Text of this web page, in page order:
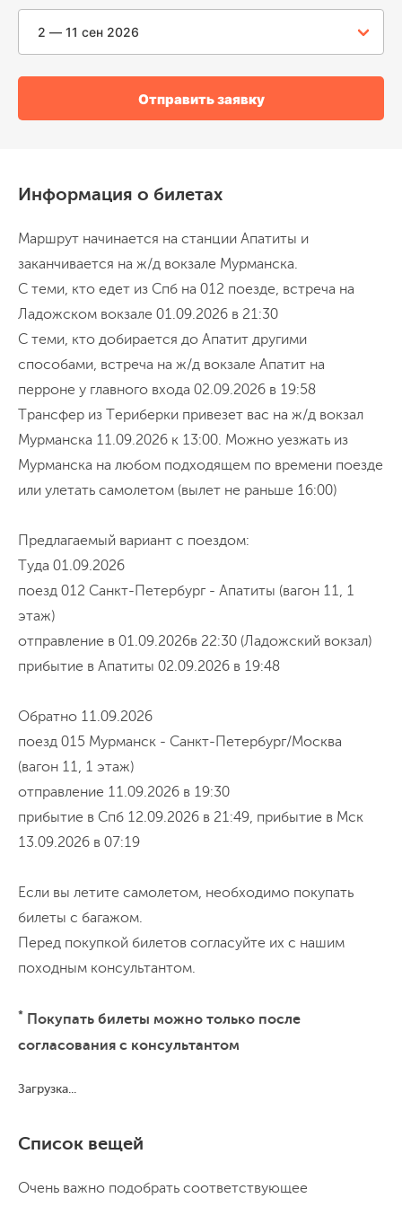
впечатлениями.
День 10
Териберка - ж/д вокзал Мурманска
Завтракаем, уезжаем в Мурманск.
Трансфер привезет нас на ж/д вокзал к
пойти смотреть город. Советуем
треккинг к Алеше на смотровую
площадку.
Переезд ~3 ч
Отправить заявку
Информация о билетах
Маршрут начинается на станции Апатиты и
заканчивается на ж/д вокзале Мурманска.
С теми, кто едет из Спб на 012 поезде, встреча на
Ладожском вокзале 01.09.2026 в 21:30
С теми, кто добирается до Апатит другими
способами, встреча на ж/д вокзале Апатит на
перроне у главного входа 02.09.2026 в 19:58
Трансфер из Териберки привезет вас на ж/д вокзал
Мурманска 11.09.2026 к 13:00. Можно уезжать из
Мурманска на любом подходящем по времени поезде
или улетать самолетом (вылет не раньше 16:00)
Предлагаемый вариант с поездом:
Туда 01.09.2026
поезд 012 Санкт-Петербург - Апатиты (вагон 11, 1
этаж)
отправление в 01.09.2026в 22:30 (Ладожский вокзал)
прибытие в Апатиты 02.09.2026 в 19:48
Обратно 11.09.2026
поезд 015 Мурманск - Санкт-Петербург/Москва
(вагон 11, 1 этаж)
отправление 11.09.2026 в 19:30
прибытие в Спб 12.09.2026 в 21:49, прибытие в Мск
13.09.2026 в 07:19
Если вы летите самолетом, необходимо покупать
билеты с багажом.
Перед покупкой билетов согласуйте их с нашим
походным консультантом.
* Покупать билеты можно только после
согласования с консультантом
Загрузка...
Список вещей
Очень важно подобрать соответствующее